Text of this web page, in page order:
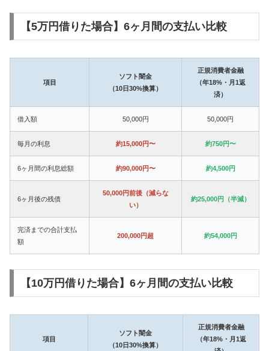
【5万円借りた場合】6ヶ月間の支払い比較
項目
ソフト闇金
（10日30%換算）
正規消費者金融
（年18%・月1返
済）
借入額 50,000円 50,000円
毎月の利息 約15,000円〜 約750円〜
6ヶ月間の利息総額 約90,000円〜 約4,500円
6ヶ月後の残債
50,000円前後（減らな
い）
約25,000円（半減）
完済までの合計支払
額
200,000円超 約54,000円
【10万円借りた場合】6ヶ月間の支払い比較
項目
ソフト闇金
（10日30%換算）
正規消費者金融
（年18%・月1返